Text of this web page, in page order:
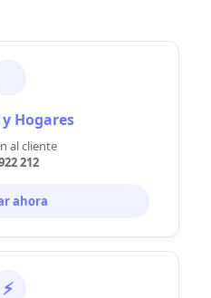
Hogares
al cliente
212
ahora
⚡